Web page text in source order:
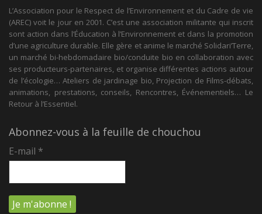
L’Association pour le Respect de l’Environnement et du Cadre de vie
(AREC) voit le jour en 2001. C’est une association militante qui inscrit
sont action dans l’Éducation à l’Environnement et dans la promotion
d’une agriculture durable. Elle gère et anime le marché Solidari’Terre,
un marché bi-hebdomadaire bio/conduite bio en collaboration avec
ses producteurs-partenaires, et organise différentes actions autour
de l’écologie… Ateliers de jardinage bio, Projection de Films-débats,
animations, prestations, conseils, Rencontres, Événementiels… Le
Retour à l’Essentiel.
Abonnez-vous à la feuille de chouchou
E-mail *